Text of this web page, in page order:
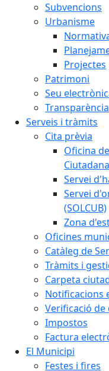
Subvencions
Urbanisme
Projectes
Patrimoni
Seu
Transparència
Serveis i tràmits
Cita prèvia
Oficina
Servei
Servei
(SOLCUB)
Zona
Oficines
Catàleg de
Tràmits i
Carpeta
Notificacions
Verificació
Impostos
Factura
El Municipi
Festes i fires